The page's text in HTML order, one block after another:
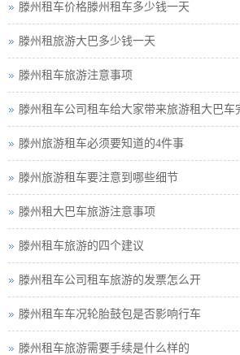
滕州租车价格滕州租车多少钱一天
滕州租旅游大巴多少钱一天
滕州租车旅游注意事项
滕州租车公司租车给大家带来旅游租大巴车
滕州旅游租车必须要知道的4件事
滕州旅游租车要注意到哪些细节
滕州租大巴车旅游注意事项
滕州租车旅游的四个建议
滕州租车公司租车旅游的发票怎么开
滕州租车车况轮胎鼓包是否影响行车
滕州租车旅游需要手续是什么样的